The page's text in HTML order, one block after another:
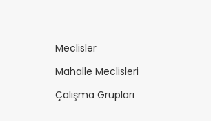
Meclisler
Mahalle Meclisleri
Çalışma Grupları